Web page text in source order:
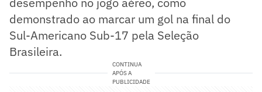
demonstrado ao marcar um gol na final do
Sul-Americano Sub-17 pela Seleção
Brasileira.
CONTINUA
APÓS A
PUBLICIDADE